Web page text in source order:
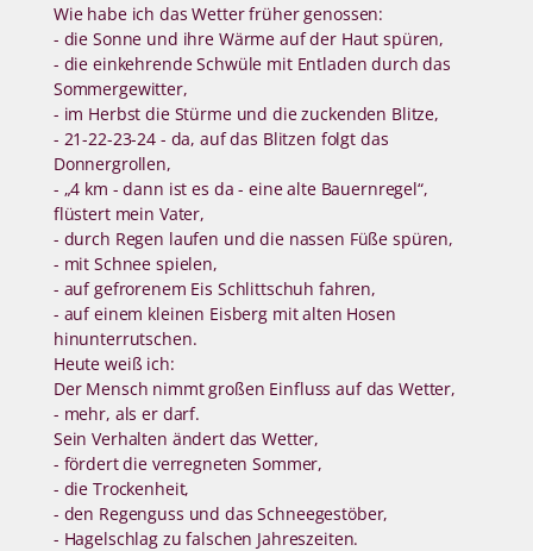
Wie habe ich das Wetter früher genossen:
- die Sonne und ihre Wärme auf der Haut spüren,
- die einkehrende Schwüle mit Entladen durch das
Sommergewitter,
- im Herbst die Stürme und die zuckenden Blitze,
- 21-22-23-24 - da, auf das Blitzen folgt das
Donnergrollen,
- „4 km - dann ist es da - eine alte Bauernregel“,
flüstert mein Vater,
- durch Regen laufen und die nassen Füße spüren,
- mit Schnee spielen,
- auf gefrorenem Eis Schlittschuh fahren,
- auf einem kleinen Eisberg mit alten Hosen
hinunterrutschen.
Heute weiß ich:
Der Mensch nimmt großen Einfluss auf das Wetter,
- mehr, als er darf.
Sein Verhalten ändert das Wetter,
- fördert die verregneten Sommer,
- die Trockenheit,
- den Regenguss und das Schneegestöber,
- Hagelschlag zu falschen Jahreszeiten.